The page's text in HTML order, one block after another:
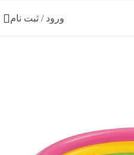
ورود / ثبت نام